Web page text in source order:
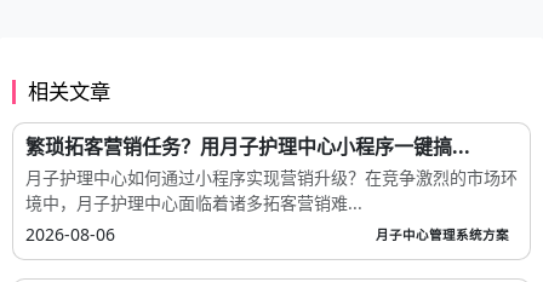
相关文章
繁琐拓客营销任务？用月子护理中心小程序一键搞...
月子护理中心如何通过小程序实现营销升级？在竞争激烈的市场环
境中，月子护理中心面临着诸多拓客营销难...
2026-08-06
月子中心管理系统方案